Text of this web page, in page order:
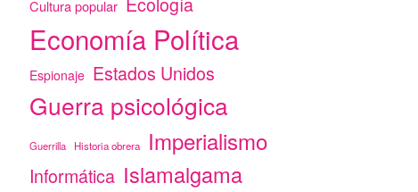
Cultura popular
Economía Política
Espionaje Estados Unidos
Guerra psicológica
Guerrilla Historia obrera Imperialismo
Informática Islamalgama